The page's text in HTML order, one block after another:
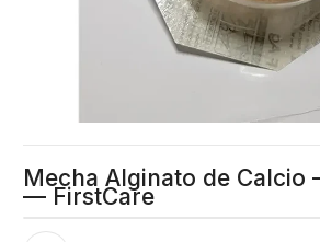
Mecha Alginato de
— FirstCare